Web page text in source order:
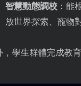
智慧動態調校：能
放世界探索、寵物
，學生群體完成教